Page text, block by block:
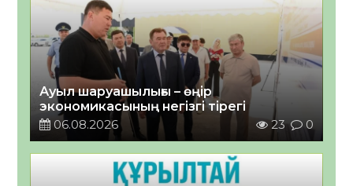
Ауыл шаруашылығы – өңір
экономикасының негізгі тірегі
06.08.2026
23 0